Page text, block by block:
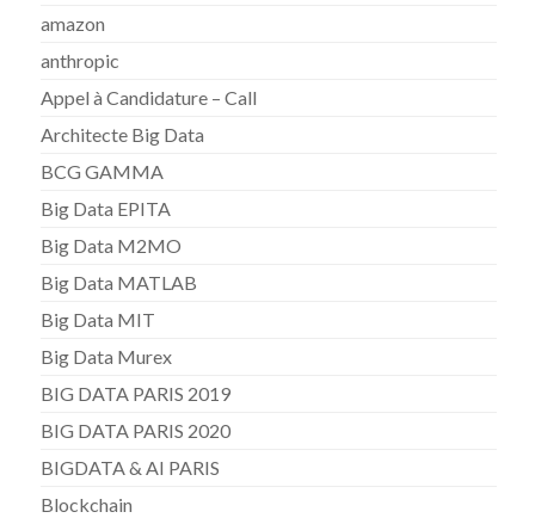
amazon
anthropic
Appel à Candidature – Call
Architecte Big Data
BCG GAMMA
Big Data EPITA
Big Data M2MO
Big Data MATLAB
Big Data MIT
Big Data Murex
BIG DATA PARIS 2019
BIG DATA PARIS 2020
BIGDATA & AI PARIS
Blockchain